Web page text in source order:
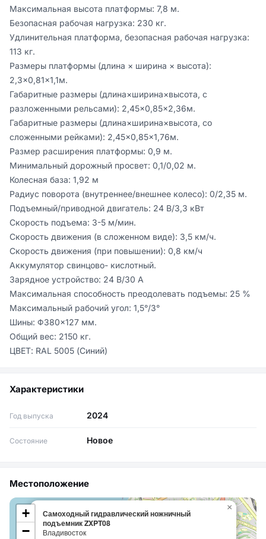
Максимальная высота платформы: 7,8 м.
Безопасная рабочая нагрузка: 230 кг.
Удлинительная платформа, безопасная рабочая нагрузка:
113 кг.
Размеры платформы (длина × ширина × высота):
2,3×0,81×1,1м.
Габаритные размеры (длина×ширина×высота, с
разложенными рельсами): 2,45×0,85×2,36м.
Габаритные размеры (длина×ширина×высота, со
сложенными рейками): 2,45×0,85×1,76м.
Размер расширения платформы: 0,9 м.
Минимальный дорожный просвет: 0,1/0,02 м.
Колесная база: 1,92 м
Радиус поворота (внутреннее/внешнее колесо): 0/2,35 м.
Подъемный/приводной двигатель: 24 В/3,3 кВт
Скорость подъема: 3-5 м/мин.
Скорость движения (в сложенном виде): 3,5 км/ч.
Скорость движения (при повышении): 0,8 км/ч
Аккумулятор свинцово- кислотный.
Зарядное устройство: 24 В/30 А
Максимальная способность преодолевать подъемы: 25 %
Максимальный рабочий угол: 1,5°/3°
Шины: Φ380×127 мм.
Общий вес: 2150 кг.
Характеристики
Год выпуска 2024
Состояние Новое
Местоположение
Самоходный гидравлический ножничный
подъемник ZXPT08
Владивосток
×
+
−